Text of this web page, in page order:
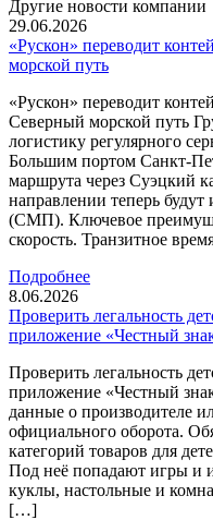
Другие новости компании
29.06.2026
«Рускон» переводит
морской путь
«Рускон» переводит
Северный морской путь
логистику регулярного
Большим портом Санкт-
маршрута через Суэцкий
направлении теперь
(СМП). Ключевое
скорость. Транзитное
Подробнее
8.06.2026
Проверить легальность
приложение «Честный
Проверить легальность
приложение «Честный
данные о производителе
официального оборота.
категорий товаров для
Под неё попадают игры и
куклы, настольные и
[…]